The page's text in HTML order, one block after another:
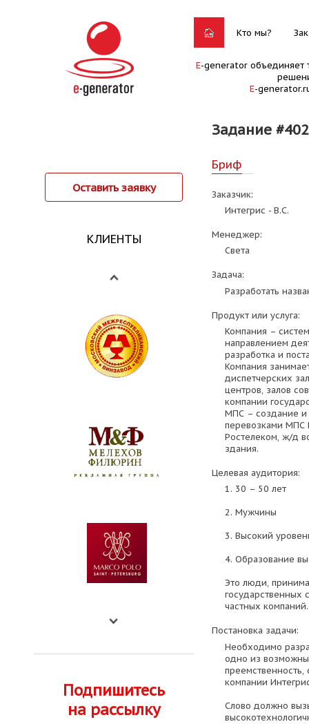
Кто мы?
E-generator объединяет
E-
Задание #402
Оставить заявку
КЛИЕНТЫ
Подпишитесь
на рассылку
Бриф
Заказчик:
Интегрис - В.С.
Менеджер:
Света
Задача:
Разработать
Продукт или услуга:
Компания –
направлением
разработка и
Компания
диспетчерских
центров, залов
компании
МПС – создание и
перевозками МПС
Ростелеком, ж/д
здания.
Целевая аудитория:
1. 30 – 50 лет
2. Мужчины
3. Высокий
4. Образование
Это люди,
государственных
частных компаний.
Постановка задачи:
Необходимо
одно из
компании
Слово должно